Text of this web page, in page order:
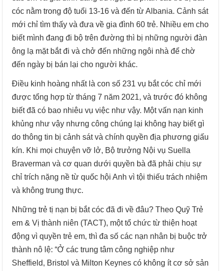
cóc nằm trong độ tuổi 13-16 và đến từ Albania. Cảnh sát
mới chỉ tìm thấy và đưa về gia đình 60 trẻ. Nhiều em cho
biết mình đang đi bộ trên đường thì bị những người đàn
ông lạ mặt bắt đi và chở đến những ngôi nhà để chờ
đến ngày bị bán lại cho người khác.
Điều kinh hoàng nhất là con số 231 vụ bắt cóc chỉ mới
được tổng hợp từ tháng 7 năm 2021, và trước đó không
biết đã có bao nhiêu vụ việc như vậy. Một vấn nạn kinh
khủng như vậy nhưng công chúng lại không hay biết gì
do thông tin bị cảnh sát và chính quyền địa phương giấu
kín. Khi mọi chuyện vỡ lở, Bộ trưởng Nội vụ Suella
Braverman và cơ quan dưới quyền bà đã phải chịu sự
chỉ trích nặng nề từ quốc hội Anh vì tội thiếu trách nhiệm
và không trung thực.
Những trẻ tị nạn bị bắt cóc đã đi về đâu? Theo Quỹ Trẻ
em & Vị thành niên (TACT), một tổ chức từ thiện hoạt
động vì quyền trẻ em, thì đa số các nạn nhân bị buộc trở
thành nô lệ: “Ở các trung tâm công nghiệp như
Sheffield, Bristol và Milton Keynes có không ít cơ sở sản